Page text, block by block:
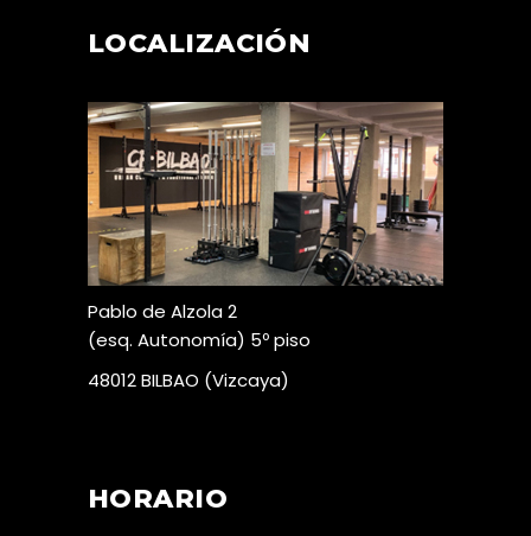
LOCALIZACIÓN
Pablo de Alzola 2
(esq. Autonomía) 5º piso
48012 BILBAO (Vizcaya)
HORARIO